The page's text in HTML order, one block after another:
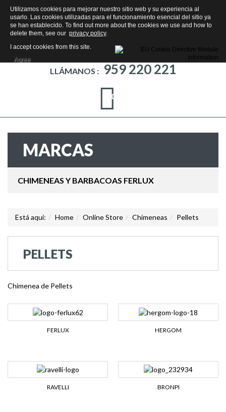
LLÁMANOS : 959 220 221
0
MARCAS
CHIMENEAS Y BARBACOAS FERLUX
Está aquí: Home Online Store Chimeneas Pellets
PELLETS
Chimenea de Pellets
FERLUX HERGOM
RAVELLI BRONPI
Utilizamos cookies para mejorar nuestro sitio web y su experiencia al
usarlo. Las cookies utilizadas para el funcionamiento esencial del sitio ya
se han establecido. To find out more about the cookies we use and how to
delete them, see our privacy policy.
I accept cookies from this site.
Agree